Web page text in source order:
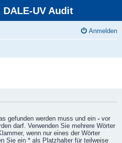
UV Audit
Anmelden
gefunden werden muss und ein - vor
darf. Verwenden Sie mehrere Wörter
wenn nur eines der Wörter
Sie ein * als Platzhalter für teilweise